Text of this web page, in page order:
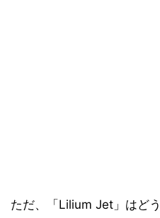
ただ、「Lilium Jet」はど